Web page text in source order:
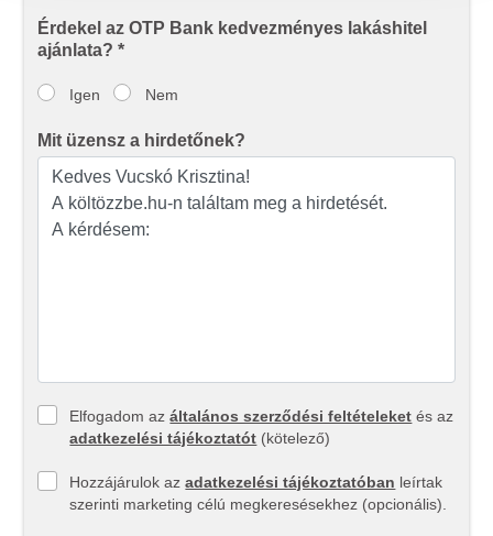
adatait, akik kombinálhatják az adatokat más olyan
adatokkal, amelyeket Ön adott meg számukra vagy az
Érdekel az OTP Bank kedvezményes lakáshitel
ajánlata? *
Igen Nem
Mit üzensz a hirdetőnek?
Elfogadom azáltalános szerződési feltételeket és az
adatkezelési tájékoztatót (kötelező)
Hozzájárulok azadatkezelési tájékoztatóban leírtak
szerinti marketing célú megkeresésekhez (opcionális).